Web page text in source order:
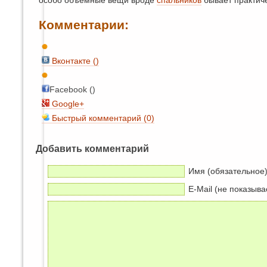
Комментарии:
Вконтакте ()
Facebook ()
Google+
Быстрый комментарий (0)
Добавить комментарий
Имя (обязательное)
E-Mail (не